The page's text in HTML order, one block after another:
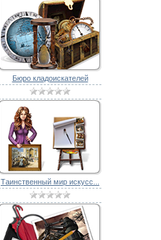
Бюро кладоискателей
Таинственный мир искусс...